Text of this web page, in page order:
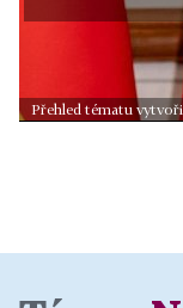
Přehled tématu